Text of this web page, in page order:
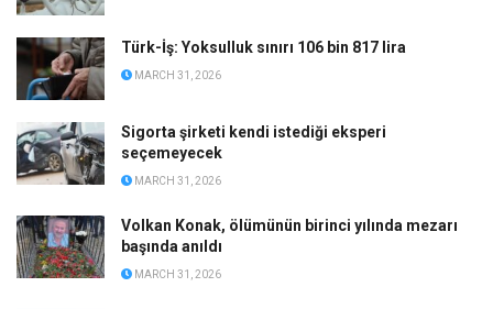
Türk-İş: Yoksulluk sınırı 106 bin 817 lira
MARCH 31, 2026
Sigorta şirketi kendi istediği eksperi
seçemeyecek
MARCH 31, 2026
Volkan Konak, ölümünün birinci yılında mezarı
başında anıldı
MARCH 31, 2026